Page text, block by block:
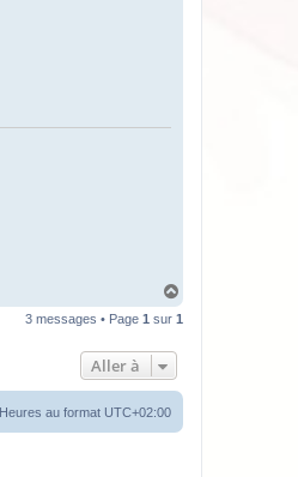
u
3 messages • Page 1 sur 1
Aller à
Heures au format UTC+02:00